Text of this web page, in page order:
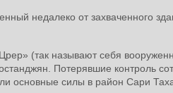
недалеко от захваченного
(так называют себя
Потерявшие контроль
основные силы в район Сари